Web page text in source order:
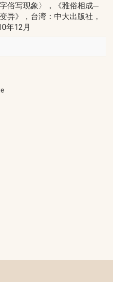
俗写现象〉，《雅俗相成─
异》，台湾：中大出版社，
年12月